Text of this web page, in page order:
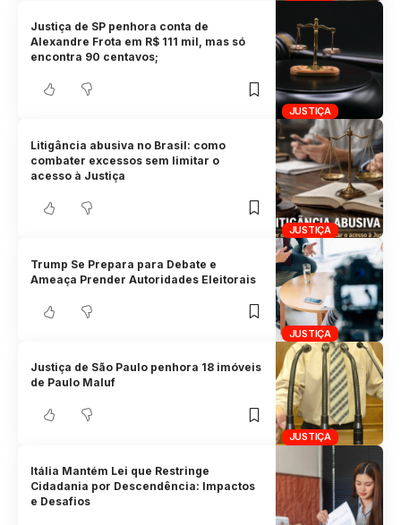
JUSTIÇA
Justiça de SP penhora conta de
Alexandre Frota em R$ 111 mil, mas só
encontra 90 centavos;
JUSTIÇA
Litigância abusiva no Brasil: como
combater excessos sem limitar o
acesso à Justiça
JUSTIÇA
Trump Se Prepara para Debate e
Ameaça Prender Autoridades Eleitorais
JUSTIÇA
Justiça de São Paulo penhora 18 imóveis
de Paulo Maluf
Itália Mantém Lei que Restringe
Cidadania por Descendência: Impactos
e Desafios